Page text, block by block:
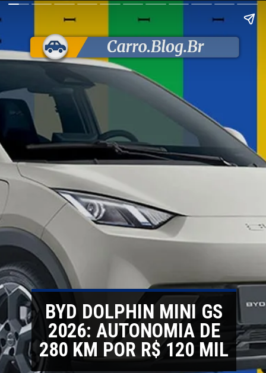
BYD DOLPHIN MINI GS
2026: AUTONOMIA DE
280 KM POR R$ 120 MIL